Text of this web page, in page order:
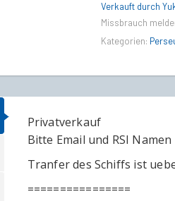
Verkauft durch
Missbrauch
Kategorien:
Privatverkauf
Bitte Email und RSI
Tranfer des Schiffs ist
================